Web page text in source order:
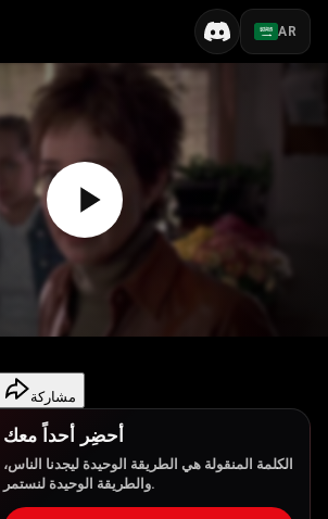
AR
مشاركة
أحضِر أحداً معك
الكلمة المنقولة هي الطريقة الوحيدة ليجدنا الناس،
والطريقة الوحيدة لنستمر.